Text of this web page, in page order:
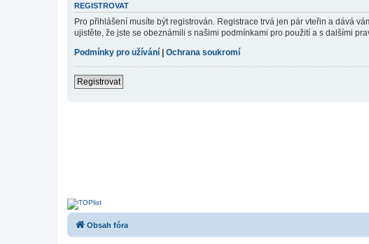
REGISTROVAT
Pro přihlášení musíte být registrován. Registrace trvá jen pár vteřin a dává
ujistěte, že jste se obeznámili s našimi podmínkami pro použití a s dalšími
Podmínky pro užívání
Ochrana soukromí
Registrovat
Obsah fóra